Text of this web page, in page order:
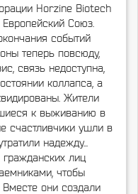
Horzine Biotech
Союз.
событий
теперь повсюду,
связь недоступна,
коллапса, а
Жители
к выживанию в
счастливчики ушли в
надежду...
гражданских лиц
чтобы
Вместе они создали